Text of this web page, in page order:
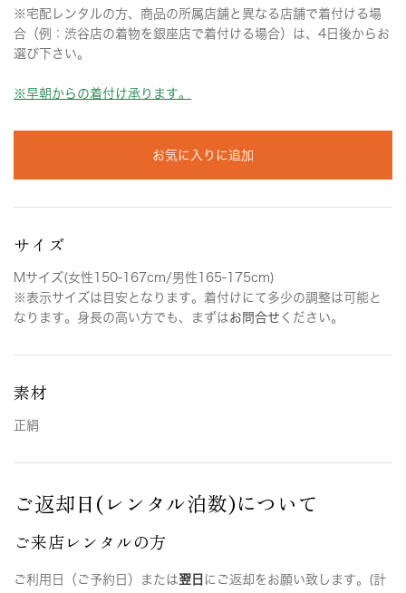
※宅配レンタルの方、商品の所属店舗と異なる店舗で着付ける場
合（例：渋谷店の着物を銀座店で着付ける場合）は、4日後からお
選び下さい。
※早朝からの着付け承ります。
お気に入りに追加
サイズ
Mサイズ(女性150-167cm/男性165-175cm)
※表示サイズは目安となります。着付けにて多少の調整は可能と
なります。身長の高い方でも、まずはお問合せ ください。
素材
正絹
ご返却日(レンタル泊数)について
ご来店レンタルの方
ご利用日（ご予約日）または翌日 にご返却をお願い致します。(計